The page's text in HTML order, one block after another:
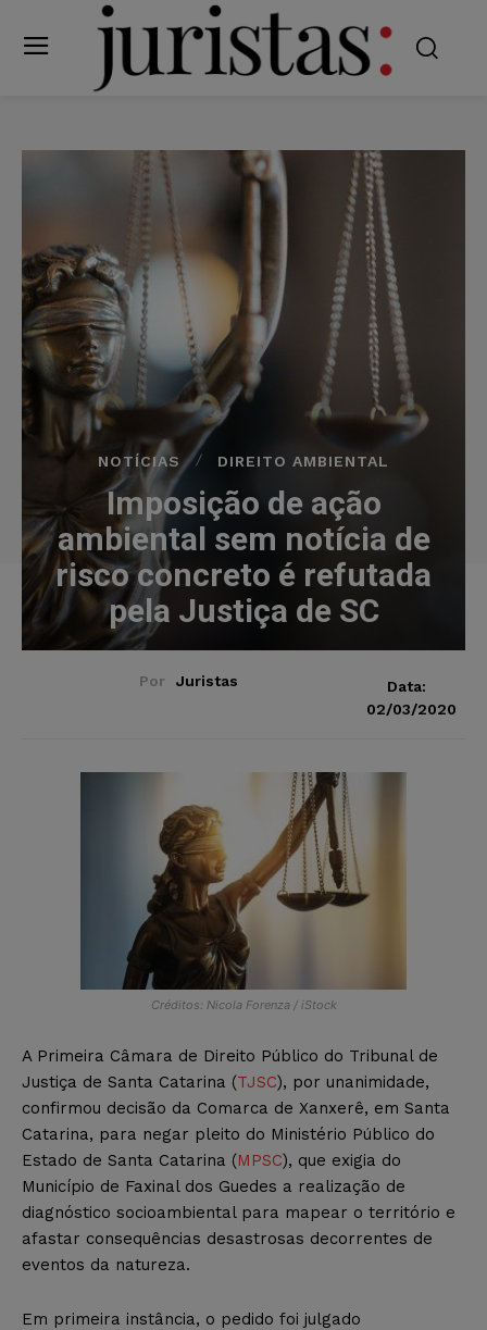
NOTÍCIAS DIREITO AMBIENTAL
Imposição de ação
ambiental sem notícia de
risco concreto é refutada
pela Justiça de SC
Por Juristas
Data:
02/03/2020
Créditos: Nicola Forenza / iStock
A Primeira Câmara de Direito Público do Tribunal de
Justiça de Santa Catarina (TJSC), por unanimidade,
confirmou decisão da Comarca de Xanxerê, em Santa
Catarina, para negar pleito do Ministério Público do
Estado de Santa Catarina (MPSC), que exigia do
Município de Faxinal dos Guedes a realização de
diagnóstico socioambiental para mapear o território e
afastar consequências desastrosas decorrentes de
eventos da natureza.
Em primeira instância, o pedido foi julgado